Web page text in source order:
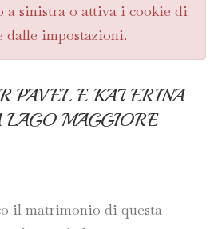
a sinistra o attiva i cookie di
dalle impostazioni.
PAVEL E KATERINA
MAGGIORE
il matrimonio di questa